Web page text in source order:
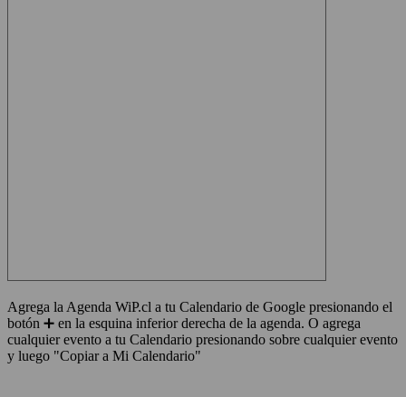
Agrega la Agenda WiP.cl a tu Calendario de Google presionando el
botón ➕ en la esquina inferior derecha de la agenda. O agrega
cualquier evento a tu Calendario presionando sobre cualquier evento
y luego "Copiar a Mi Calendario"